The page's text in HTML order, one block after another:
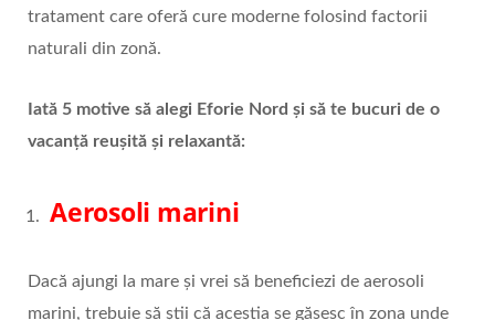
tratament care oferă cure moderne folosind factorii
naturali din zonă.
Iată 5 motive să alegi Eforie Nord și să te bucuri de o
vacanță reușită și relaxantă:
Aerosoli marini
Dacă ajungi la mare și vrei să beneficiezi de aerosoli
marini, trebuie să știi că aceștia se găsesc în zona unde